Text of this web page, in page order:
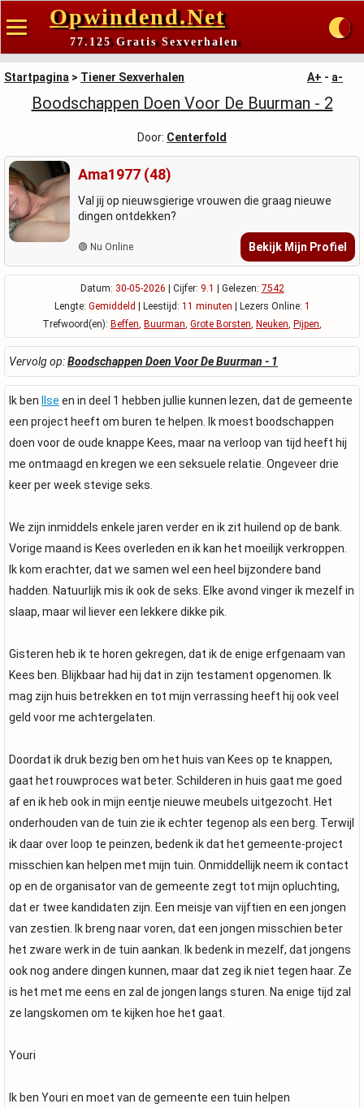
Opwindend.Net
77.125 Gratis Sexverhalen
Startpagina > Tiener Sexverhalen A+ - a-
Boodschappen Doen Voor De Buurman - 2
Door: Centerfold
Ama1977 (48)
Val jij op nieuwsgierige vrouwen die graag nieuwe
dingen ontdekken?
🟢 Nu Online Bekijk Mijn Profiel
Datum: 30-05-2026 | Cijfer: 9.1 | Gelezen: 7542
Lengte: Gemiddeld | Leestijd: 11 minuten | Lezers Online: 1
Trefwoord(en): Beffen, Buurman, Grote Borsten, Neuken, Pijpen,
Vervolg op:Boodschappen Doen Voor De Buurman - 1
Ik ben Ilse en in deel 1 hebben jullie kunnen lezen, dat de gemeente
een project heeft om buren te helpen. Ik moest boodschappen
doen voor de oude knappe Kees, maar na verloop van tijd heeft hij
me ontmaagd en kregen we een seksuele relatie. Ongeveer drie
keer per week stevige seks.
We zijn inmiddels enkele jaren verder en ik zit huilend op de bank.
Vorige maand is Kees overleden en ik kan het moeilijk verkroppen.
Ik kom erachter, dat we samen wel een heel bijzondere band
hadden. Natuurlijk mis ik ook de seks. Elke avond vinger ik mezelf in
slaap, maar wil liever een lekkere dikke pik.
Gisteren heb ik te horen gekregen, dat ik de enige erfgenaam van
Kees ben. Blijkbaar had hij dat in zijn testament opgenomen. Ik
mag zijn huis betrekken en tot mijn verrassing heeft hij ook veel
geld voor me achtergelaten.
Doordat ik druk bezig ben om het huis van Kees op te knappen,
gaat het rouwproces wat beter. Schilderen in huis gaat me goed
af en ik heb ook in mijn eentje nieuwe meubels uitgezocht. Het
onderhouden van de tuin zie ik echter tegenop als een berg. Terwijl
ik daar over loop te peinzen, bedenk ik dat het gemeente-project
misschien kan helpen met mijn tuin. Onmiddellijk neem ik contact
op en de organisator van de gemeente zegt tot mijn opluchting,
dat er twee kandidaten zijn. Een meisje van vijftien en een jongen
van zestien. Ik breng naar voren, dat een jongen misschien beter
het zware werk in de tuin aankan. Ik bedenk in mezelf, dat jongens
ook nog andere dingen kunnen, maar dat zeg ik niet tegen haar. Ze
is het met me eens en zal de jongen langs sturen. Na enige tijd zal
ze langskomen om te kijken hoe het gaat.
Youri
Ik ben Youri en moet van de gemeente een tuin helpen